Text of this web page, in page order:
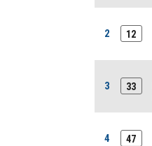
2 12
3 33
4 47